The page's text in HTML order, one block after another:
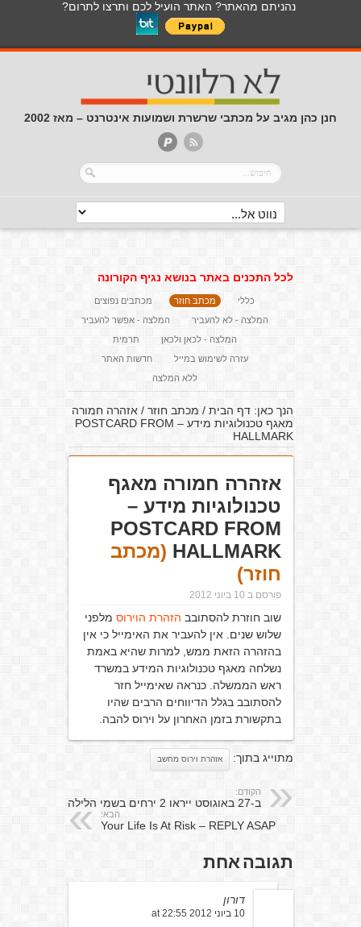
נהניתם מהאתר? האתר הועיל לכם ותרצו לתרום?
חנן כהן מגיב על מכתבי שרשרת ושמועות אינטרנט – מאז 2002
לכל התכנים באתר בנושא נגיף הקורונה
כללי מכתב חוזר
מכתבים נפוצים
המלצה - לא להעביר
המלצה - אפשר להעביר
המלצה - לכאן ולכאן
תרמית
עזרה לשימוש במייל
חדשות האתר
ללא המלצה
הנך כאן:דף הבית / מכתב חוזר /אזהרה חמורה
מאגף טכנולוגיות מידע – POSTCARD FROM
HALLMARK
אזהרה חמורה מאגף
טכנולוגיות מידע –
POSTCARD FROM
HALLMARK (מכתב
חוזר)
פורסם ב 10 ביוני 2012
שוב חוזרת להסתובב הזהרת הוירוס מלפני
שלוש שנים. אין להעביר את האימייל כי אין
בהזהרה הזאת ממש, למרות שהיא באמת
נשלחה מאגף טכנולוגיות המידע במשרד
ראש הממשלה. כנראה שאימייל חזר
להסתובב בגלל הדיווחים הרבים שהיו
בתקשורת בזמן האחרון על וירוס להבה.
מתוייג בתוך: אזהרת וירוס מחשב
הקודם:
ב-27 באוגוסט ייראו 2 ירחים בשמי הלילה
הבא:
Your Life Is At Risk – REPLY ASAP
תגובה אחת
דורון
10 ביוני 2012 at 22:55